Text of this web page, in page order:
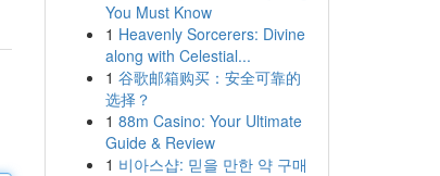
You Must Know
1 Heavenly Sorcerers: Divine
along with Celestial...
1 谷歌邮箱购买：安全可靠的
选择？
1 88m Casino: Your Ultimate
Guide & Review
1 비아스샵: 믿을 만한 약 구매